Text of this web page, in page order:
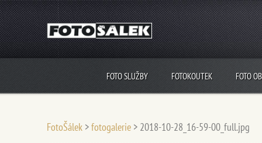
FOTO SLUŽBY FOTOKOUTEK FOTO
FotoŠálek >fotogalerie > 2018-10-28_16-59-00_full.jpg